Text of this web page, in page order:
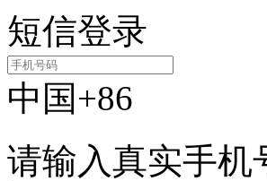
短信登录
中国+86
请输入真实手机